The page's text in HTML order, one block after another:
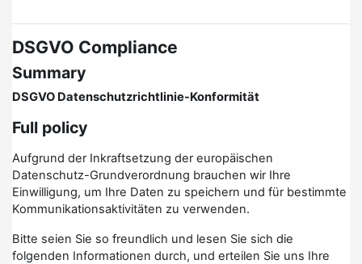
DSGVO Compliance
Summary
DSGVO Datenschutzrichtlinie-Konformität
Full policy
Aufgrund der Inkraftsetzung der europäischen
Datenschutz-Grundverordnung brauchen wir Ihre
Einwilligung, um Ihre Daten zu speichern und für bestimmte
Kommunikationsaktivitäten zu verwenden.
Bitte seien Sie so freundlich und lesen Sie sich die
folgenden Informationen durch, und erteilen Sie uns Ihre